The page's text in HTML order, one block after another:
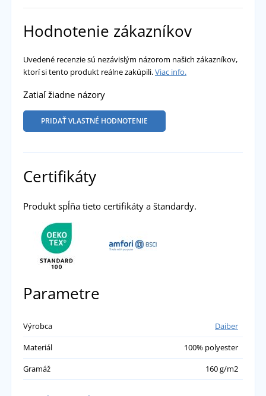
Hodnotenie zákazníkov
Uvedené recenzie sú nezávislým názorom našich zákazníkov,
ktorí si tento produkt reálne zakúpili.Viac info.
Zatiaľ žiadne názory
PRIDAŤ VLASTNÉ HODNOTENIE
Certifikáty
Produkt spĺňa tieto certifikáty a štandardy.
Parametre
Výrobca
Daiber
Materiál
100% polyester
Gramáž
160 g/m2